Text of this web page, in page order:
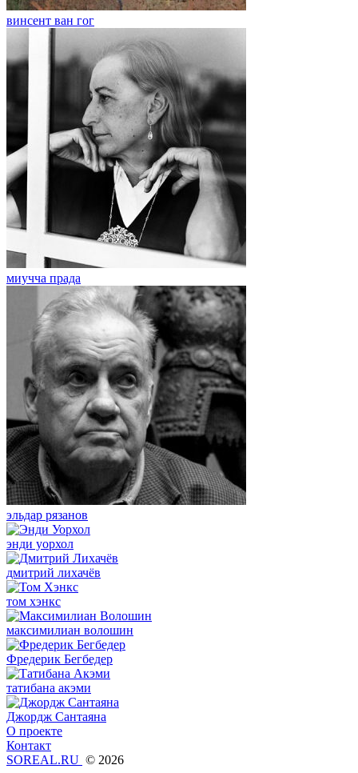
винсент ван гог
миучча прада
эльдар рязанов
энди уорхол
дмитрий лихачёв
том хэнкс
максимилиан волошин
Фредерик Бегбедер
татибана акэми
Джордж Сантаяна
О проекте
Контакт
SOREAL.RU © 2026